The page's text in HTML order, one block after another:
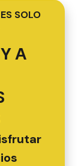
SOLO
A